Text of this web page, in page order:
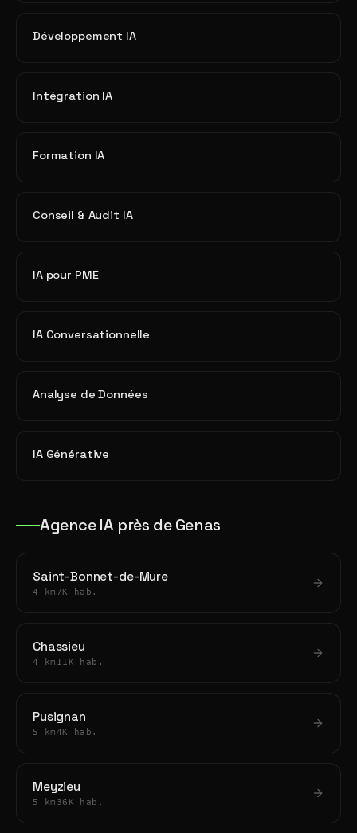
Développement IA
Intégration IA
Formation IA
Conseil & Audit IA
IA pour PME
IA Conversationnelle
Analyse de Données
IA Générative
Agence IA près de Genas
Saint-Bonnet-de-Mure
4 km 7K hab.
Chassieu
4 km 11K hab.
Pusignan
5 km4K hab.
Meyzieu
5 km 36K hab.